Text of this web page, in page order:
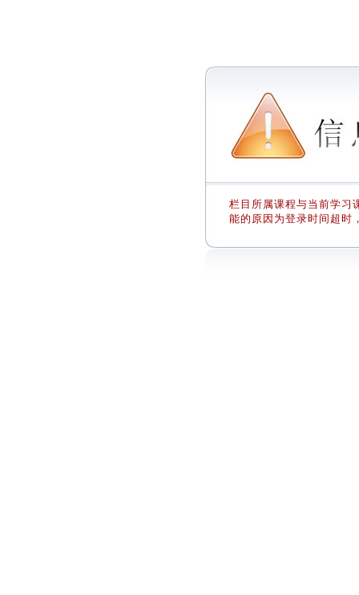
栏目所属课程与当前学习
能的原因为登录时间超时